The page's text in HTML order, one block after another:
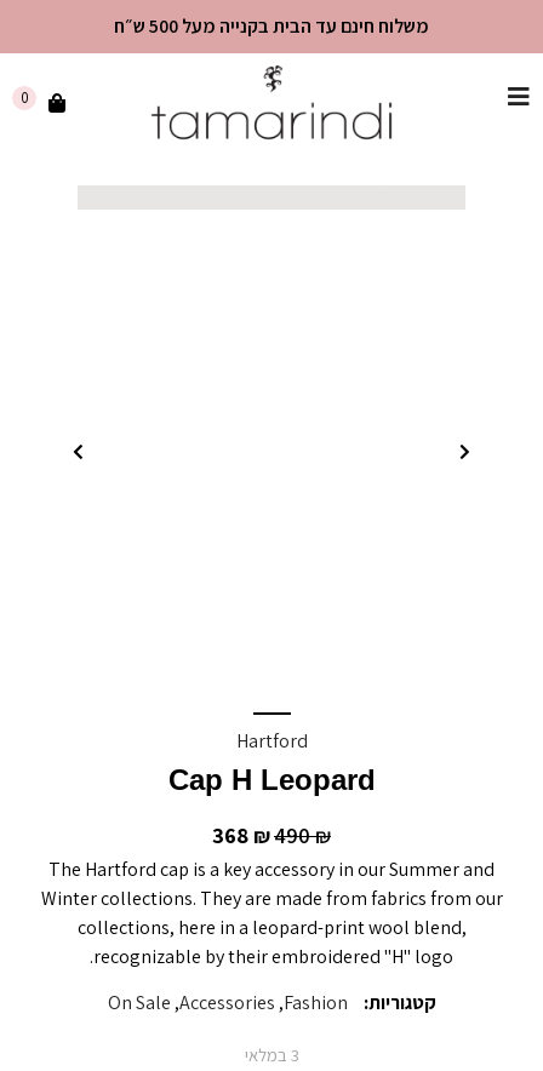
שִׂים
משלוח חינם עד הבית בקנייה מעל 500 ש״ח
0
Hartford
Cap H Leopard
490₪
368 ₪
The Hartford cap is a key accessory in our Summer and
Winter collections. They are made from fabrics from our
collections, here in a leopard-print wool blend,
recognizable by their embroidered "H" logo.
קטגוריות:
Fashion
,
Accessories
,
On Sale
3 במלאי